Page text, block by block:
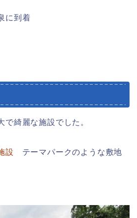
に到着
で綺麗な施設でした。
設 テーマパークのような敷地